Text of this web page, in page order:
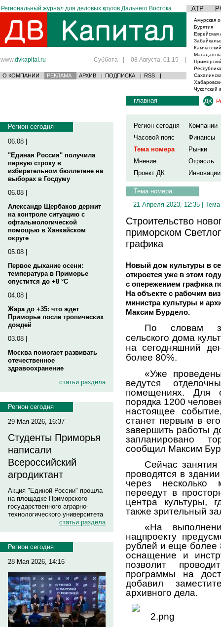
Региональный журнал для деловых кругов Дальнего Востока АТР
www.dvkapital.ru Суббота | 08 Августа, 01:15 |
О КОМПАНИИ РЕКЛАМА АРХИВ | ПОДПИСКА | RSS |
Амурская
Бурятия
Еврейская
Чукотский
Регион сегодня
06.08 |
"Единая Россия" получила
первую строку в
избирательном бюллетене на
выборах в Госдуму
06.08 |
Александр Щербаков держит
на контроле ситуацию с
офтальмологической
помощью в Ханкайском
округе
05.08 |
Первое дыхание осени:
температура в Приморье
опустится до +8 °C
04.08 |
Жара до +35: что ждет
Приморье после тропических
дождей
03.08 |
Москва помогает развивать
отечественное
здравоохранение
статьи раздела
Регион сегодня
29 Мая 2026, 16:37
Студенты Приморья
написали
Всероссийский
агродиктант
Акция "Единой России" прошла
на площадке Приморского
государственного аграрно-
технологического университета
статьи раздела
Регион сегодня
28 Мая 2026, 14:16
главная
Регион сегодня
Компании
Часовой пояс
Финансы
Тема номера
Рынки
Мнение
Отрасль
Проект ДК
Инновации
Тема номера
21 Апреля 2023, 12:35 |
Строительство
приморском
графика
Новый дом культуры в
откроется уже в этом
с опережением графика
На объекте с рабочим
министра культуры и
Максим Бурдело.
По словам
сельского дома
на сегодняшний
более 80%.
«Уже
ведутся
помещениях. Для
порядка 1200
настоящее
станет первым в
завершить работы
запланировано
сообщил Максим
Сейчас
проводятся в
через несколько
переедут в
центра культуры,
также зрительный
«На
нацпроекту
рублей и еще более
оснащение и
позволит
программы на
добавил
архивного дела.